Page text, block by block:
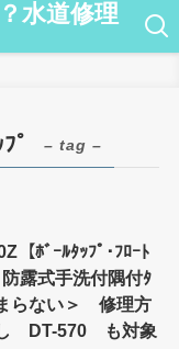
水道修理
ﾟ – tag –
ﾎﾞｰﾙﾀｯﾌﾟ･ﾌﾛｰﾄ
露式手洗付隅付ﾀ
らない＞ 修理方
DT-570 も対象